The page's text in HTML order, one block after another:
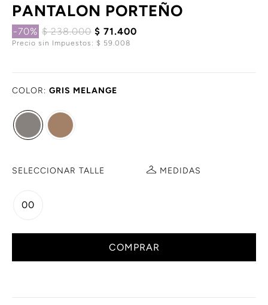
PANTALON PORTEÑO
-70% $ 238.000 $ 71.400
Precio sin Impuestos: $ 59.008
COLOR: GRIS MELANGE
SELECCIONAR TALLE MEDIDAS
00
COMPRAR